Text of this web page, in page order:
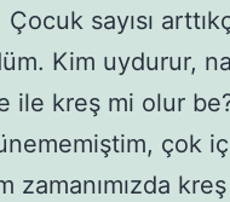
Çocuk sayısı
Kim uydurur,
ile kreş mi olur
çok
zamanımızda